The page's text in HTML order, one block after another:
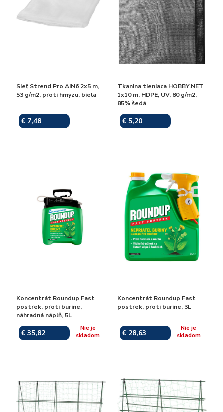
Sieť Strend Pro AIN6 2x5 m,
53 g/m2, proti hmyzu, biela
€ 7,48
Tkanina tieniaca HOBBY.NET
1x10 m, HDPE, UV, 80 g/m2,
85% šedá
€ 5,20
Koncentrát Roundup Fast
postrek, proti burine,
náhradná náplň, 5L
€ 35,82
Nie je
skladom
Koncentrát Roundup Fast
postrek, proti burine, 3L
€ 28,63
Nie je
skladom